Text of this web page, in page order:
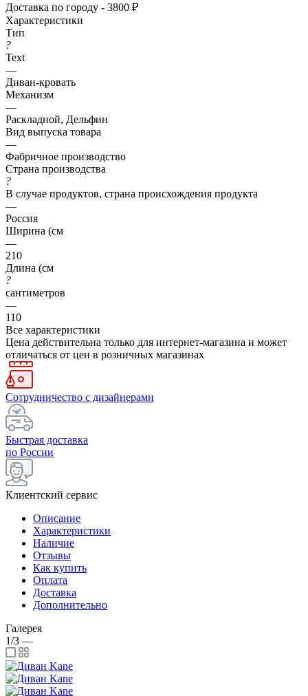
Доставка по городу - 3800 ₽
Характеристики
Тип
?
Text
—
Диван-кровать
Механизм
—
Раскладной, Дельфин
Вид выпуска товара
—
Фабричное производство
Страна производства
?
В случае продуктов, страна происхождения продукта
—
Россия
Ширина (см
—
210
Длина (см
?
сантиметров
—
110
Все характеристики
Цена действительна только для интернет-магазина и может
отличаться от цен в розничных магазинах
Сотрудничество с дизайнерами
Быстрая доставка
по России
Клиентский сервис
Описание
Характеристики
Наличие
Отзывы
Как купить
Оплата
Доставка
Дополнительно
Галерея
1/3 —